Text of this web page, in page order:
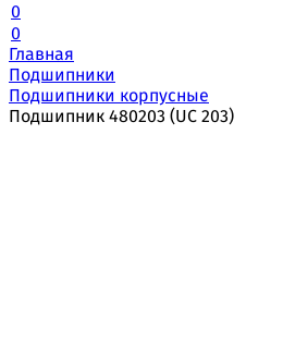
0
0
Главная
Подшипники
Подшипники корпусные
Подшипник 480203 (UC 203)